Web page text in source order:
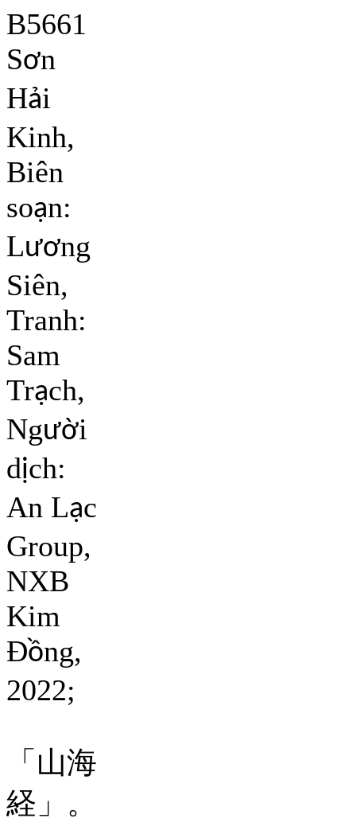
B5661
Sơn
Hải
Kinh,
Biên
soạn:
Lương
Siên,
Tranh:
Sam
Trạch,
Người
dịch:
An Lạc
Group,
NXB
Kim
Đồng,
2022;
「山海
経」。